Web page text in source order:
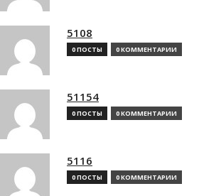
5108
0 ПОСТЫ 0 КОММЕНТАРИИ
51154
0 ПОСТЫ 0 КОММЕНТАРИИ
5116
0 ПОСТЫ 0 КОММЕНТАРИИ